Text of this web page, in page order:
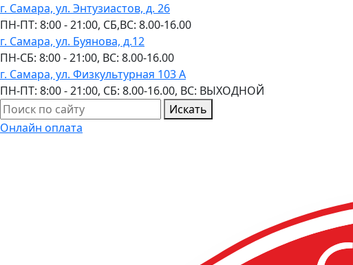
г. Самара, ул. Энтузиастов, д. 26
ПН-ПТ: 8:00 - 21:00, СБ,ВС: 8.00-16.00
г. Самара, ул. Буянова, д.12
ПН-СБ: 8:00 - 21:00, ВС: 8.00-16.00
г. Самара, ул. Физкультурная 103 А
ПН-ПТ: 8:00 - 21:00, СБ: 8.00-16.00, ВС: ВЫХОДНОЙ
Искать
Онлайн оплата